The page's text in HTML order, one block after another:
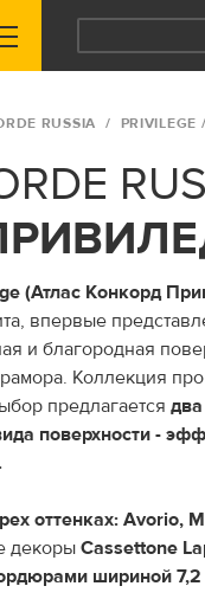
RUSSIA
(Атлас Конкорд
впервые
и благородная
Коллекция
предлагается
поверхности -
оттенках: Avorio,
декоры Cassettone
шириной